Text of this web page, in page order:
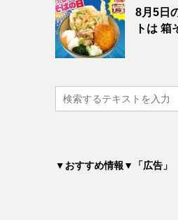
8月5日
トは
▼おすすめ情報▼「広告」